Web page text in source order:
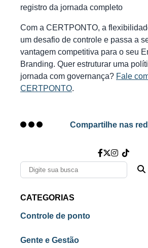
registro da jornada completo
Com a CERTPONTO, a
um desafio de controle e passa a
vantagem competitiva para o seu
Branding. Quer estruturar uma
jornada com governança? Fale
CERTPONTO.
Compartilhe nas
CATEGORIAS
Controle de ponto
Gente e Gestão